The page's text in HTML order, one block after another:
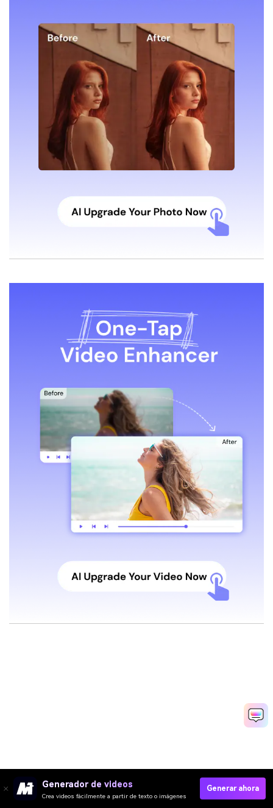
Generador de videos
Crea videos fácilmente a partir de texto o imágenes
Generar ahora